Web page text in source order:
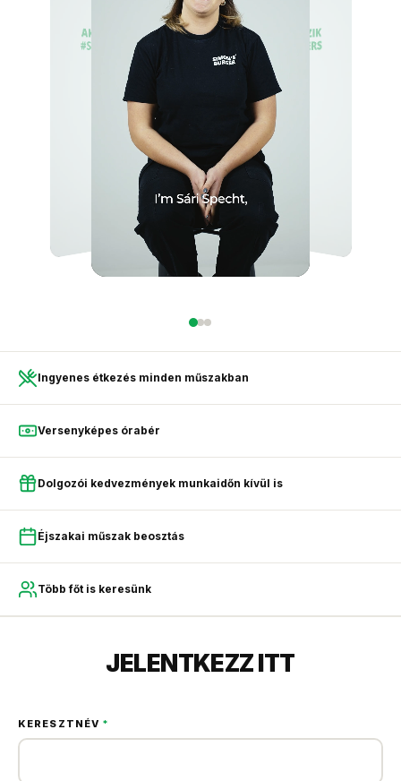
Ingyenes étkezés minden műszakban
Versenyképes órabér
Dolgozói kedvezmények munkaidőn kívül is
Éjszakai műszak beosztás
Több főt is keresünk
JELENTKEZZ ITT
KERESZTNÉV *